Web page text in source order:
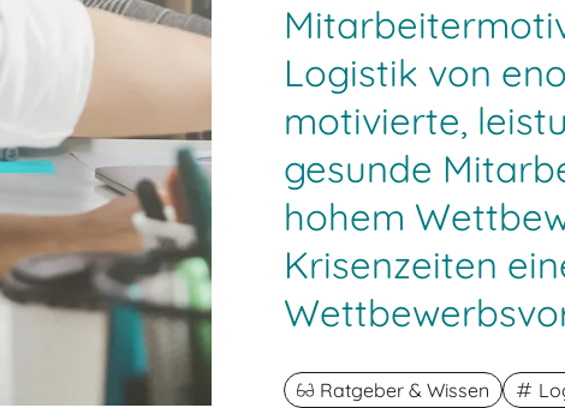
Logistik von
motivierte,
gesunde
hohem
Krisenzeiten
Ratgeber & Wissen